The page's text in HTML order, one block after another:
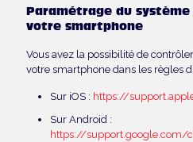
Paramétrage du
votre smartphone
Vous avez la possibilité de
votre smartphone dans les règles
Sur iOS : https://
Sur Android :
https://support.google.com/